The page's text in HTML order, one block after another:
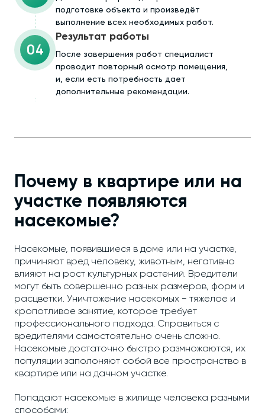
подготовке объекта и произведёт
выполнение всех необходимых работ.
04
Результат работы
После завершения работ специалист
проводит повторный осмотр помещения,
и, если есть потребность дает
дополнительные рекомендации.
Почему в квартире или на
участке появляются
насекомые?
Насекомые, появившиеся в доме или на участке,
причиняют вред человеку, животным, негативно
влияют на рост культурных растений. Вредители
могут быть совершенно разных размеров, форм и
расцветки. Уничтожение насекомых − тяжелое и
кропотливое занятие, которое требует
профессионального подхода. Справиться с
вредителями самостоятельно очень сложно.
Насекомые достаточно быстро размножаются, их
популяции заполоняют собой все пространство в
квартире или на дачном участке.
Попадают насекомые в жилище человека разными
способами: